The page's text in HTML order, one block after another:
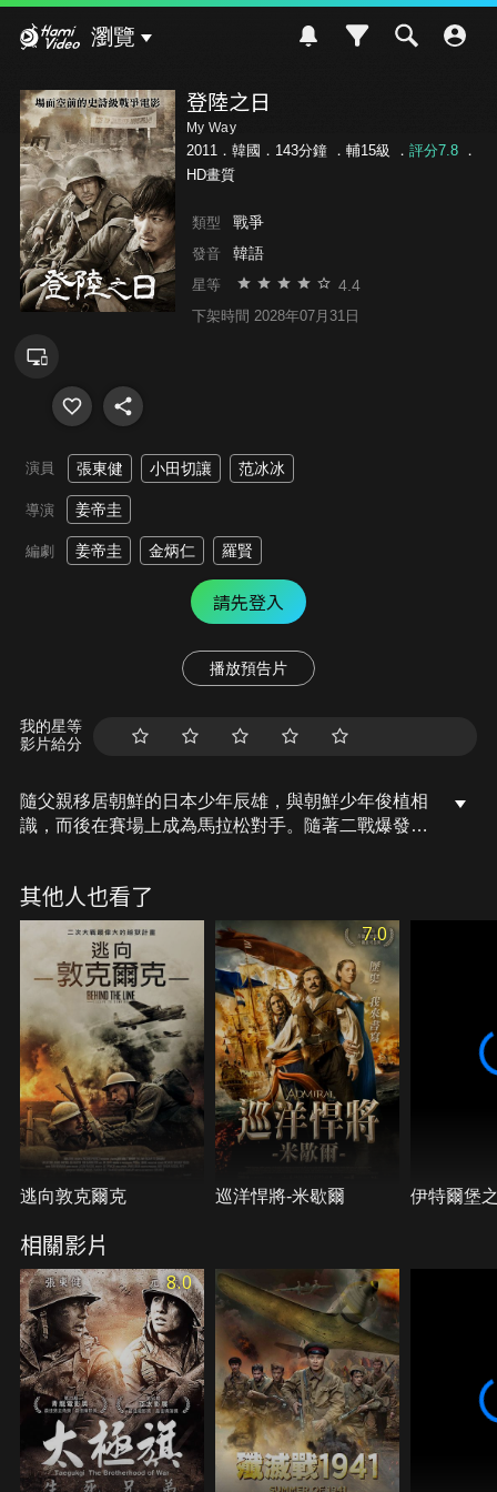
瀏覽
登陸之日
My Way
2011．韓國．143分鐘 ． 輔15級 ． 評分7.8．
HD畫質
類型 戰爭
發音 韓語
星等 4.4
下架時間 2028年07月31日
演員 張東健 小田切讓 范冰冰
導演 姜帝圭
編劇 姜帝圭 金炳仁 羅賢
請先登入
播放預告片
我的星等
影片給分
隨父親移居朝鮮的日本少年辰雄，與朝鮮少年俊植相
識，而後在賽場上成為馬拉松對手。隨著二戰爆發，
作戰，被俘後又為蘇軍與德軍作戰，沒想到竟又被德
軍俘虜…顛沛流離的人生何時才能結束？
其他人也看了
逃向敦克爾克
7.0
巡洋悍將-米歇爾 伊特爾堡
相關影片
8.0